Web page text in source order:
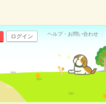
ログイン ヘルプ・お問い合わせ